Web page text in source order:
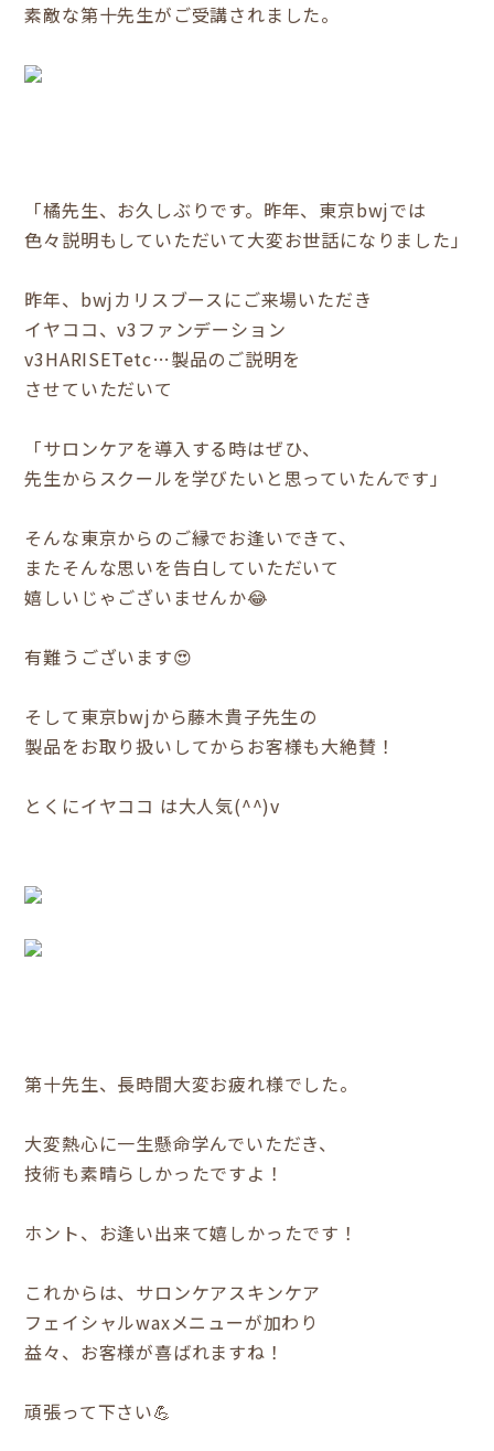
素敵な第十先生がご受講されました。
「橘先生、お久しぶりです。昨年、東京bwjでは
色々説明もしていただいて大変お世話になりました」
昨年、bwjカリスブースにご来場いただき
イヤココ、v3ファンデーション
v3HARISETetc…製品のご説明を
させていただいて
「サロンケアを導入する時はぜひ、
先生からスクールを学びたいと思っていたんです」
そんな東京からのご縁でお逢いできて、
またそんな思いを告白していただいて
嬉しいじゃございませんか😂
有難うございます😍
そして東京bwjから藤木貴子先生の
製品をお取り扱いしてからお客様も大絶賛！
とくにイヤココ は大人気(^^)v
第十先生、長時間大変お疲れ様でした。
大変熱心に一生懸命学んでいただき、
技術も素晴らしかったですよ！
ホント、お逢い出来て嬉しかったです！
これからは、サロンケアスキンケア
フェイシャルwaxメニューが加わり
益々、お客様が喜ばれますね！
頑張って下さい💪